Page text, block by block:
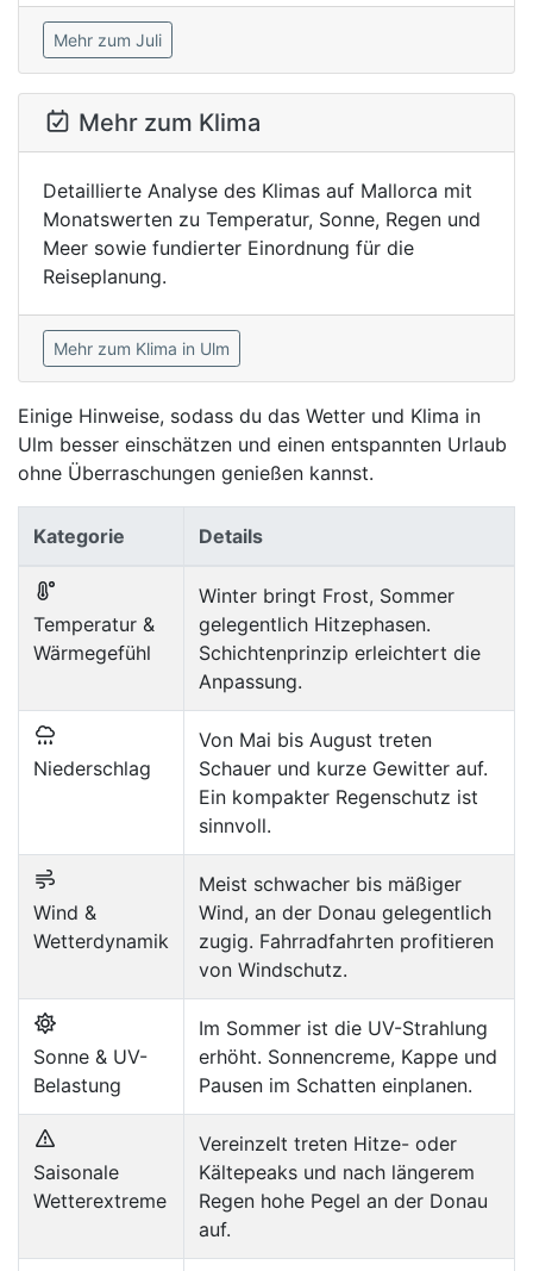
Mehr zum Juli
Mehr zum Klima
Detaillierte Analyse des Klimas auf Mallorca mit
Monatswerten zu Temperatur, Sonne, Regen und
Meer sowie fundierter Einordnung für die
Reiseplanung.
Mehr zum Klima in Ulm
Einige Hinweise, sodass du das Wetter und Klima in
Ulm besser einschätzen und einen entspannten Urlaub
ohne Überraschungen genießen kannst.
Kategorie Details
Temperatur &
Wärmegefühl
Winter bringt Frost, Sommer
gelegentlich Hitzephasen.
Schichtenprinzip erleichtert die
Anpassung.
Niederschlag
Von Mai bis August treten
Schauer und kurze Gewitter auf.
Ein kompakter Regenschutz ist
sinnvoll.
Wind &
Wetterdynamik
Meist schwacher bis mäßiger
Wind, an der Donau gelegentlich
zugig. Fahrradfahrten profitieren
von Windschutz.
Sonne & UV-
Belastung
Im Sommer ist die UV-Strahlung
erhöht. Sonnencreme, Kappe und
Pausen im Schatten einplanen.
Saisonale
Wetterextreme
Vereinzelt treten Hitze- oder
Kältepeaks und nach längerem
Regen hohe Pegel an der Donau
auf.